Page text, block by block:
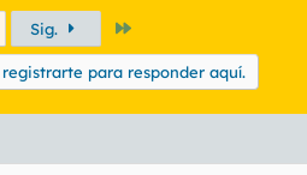
Sig.
para responder aquí.